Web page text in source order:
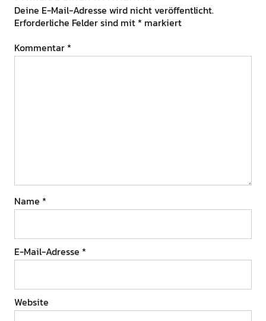
Deine E-Mail-Adresse wird nicht veröffentlicht.
Erforderliche Felder sind mit * markiert
Kommentar *
Name *
E-Mail-Adresse *
Website